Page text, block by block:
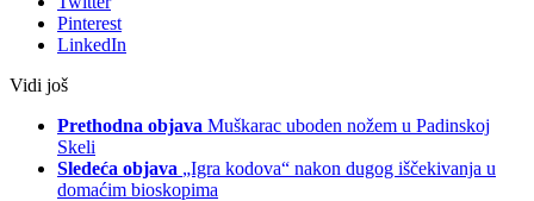
Pinterest
LinkedIn
Vidi još
Prethodna objava Muškarac uboden nožem u Padinskoj
Skeli
Sledeća objava „Igra kodova“ nakon dugog iščekivanja u
domaćim bioskopima